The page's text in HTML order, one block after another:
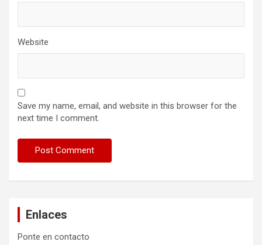
Website
Save my name, email, and website in this browser for the
next time I comment.
Enlaces
Ponte en contacto